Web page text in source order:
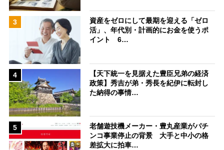
3
資産をゼロにして最期を迎える「ゼロ
活」、年代別・計画的にお金を使うポ
イント 6…
4
【天下統一を見据えた豊臣兄弟の経済
政策】秀吉が弟・秀長を紀伊に転封し
た納得の事情…
5
老舗遊技機メーカー・豊丸産業がパチ
ンコ事業停止の背景 大手と中小の格
差拡大に拍車…